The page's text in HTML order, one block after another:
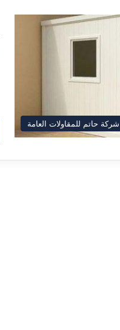
شركة حاتم للمقاولات العامة